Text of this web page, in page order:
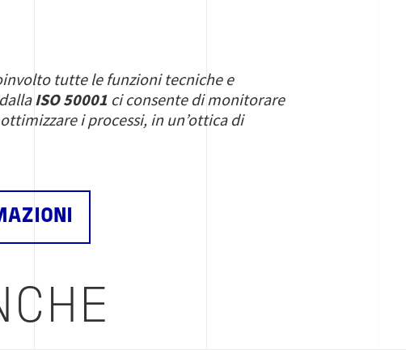
tutte le funzioni tecniche e
ISO 50001 ci consente di monitorare
i processi, in un’ottica di